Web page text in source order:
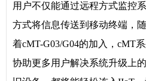
用户不仅能通过远程方式监控
方式将信息传送到移动终端，
着cMT-G03/G04的加入，cMT
协助更多用户解决系统升级上